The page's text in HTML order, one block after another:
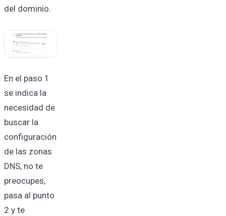
del dominio.
En el paso 1
se indica la
necesidad de
buscar la
configuración
de las zonas
DNS, no te
preocupes,
pasa al punto
2 y te